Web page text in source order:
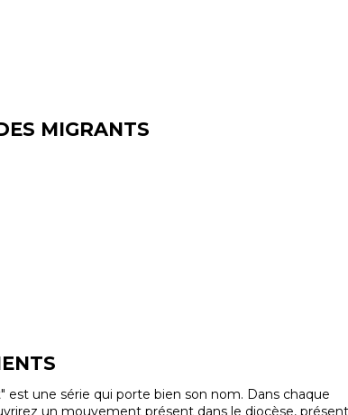
MIGRANTS
est une série qui porte bien son nom. Dans chaque
un mouvement présent dans le diocèse,